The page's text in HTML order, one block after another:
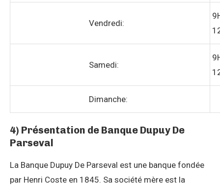
Vendredi:
Samedi:
Dimanche:
4) Présentation de Banque Dupuy De
Parseval
La Banque Dupuy De Parseval est une banque fondée
par Henri Coste en 1845. Sa société mère est la